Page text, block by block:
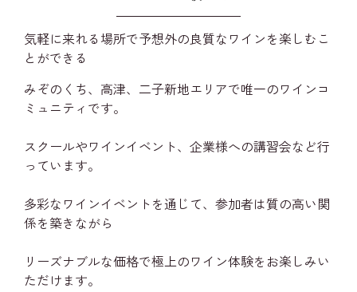
気軽に来れる場所で予想外の良質なワインを楽しむこ
とができる
みぞのくち、高津、二子新地エリアで唯一のワインコ
ミュニティです。
スクールやワインイベント、企業様への講習会など行
っています。
多彩なワインイベントを通じて、参加者は質の高い関
係を築きながら
リーズナブルな価格で極上のワイン体験をお楽しみい
ただけます。